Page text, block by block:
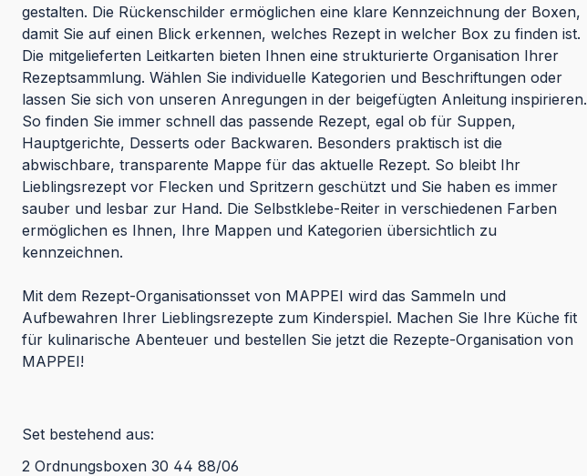
gestalten. Die Rückenschilder ermöglichen eine klare Kennzeichnung der Boxen,
damit Sie auf einen Blick erkennen, welches Rezept in welcher Box zu finden ist.
Die mitgelieferten Leitkarten bieten Ihnen eine strukturierte Organisation Ihrer
Rezeptsammlung. Wählen Sie individuelle Kategorien und Beschriftungen oder
lassen Sie sich von unseren Anregungen in der beigefügten Anleitung inspirieren.
So finden Sie immer schnell das passende Rezept, egal ob für Suppen,
Hauptgerichte, Desserts oder Backwaren. Besonders praktisch ist die
abwischbare, transparente Mappe für das aktuelle Rezept. So bleibt Ihr
Lieblingsrezept vor Flecken und Spritzern geschützt und Sie haben es immer
sauber und lesbar zur Hand. Die Selbstklebe-Reiter in verschiedenen Farben
ermöglichen es Ihnen, Ihre Mappen und Kategorien übersichtlich zu
kennzeichnen.
Mit dem Rezept-Organisationsset von MAPPEI wird das Sammeln und
Aufbewahren Ihrer Lieblingsrezepte zum Kinderspiel. Machen Sie Ihre Küche fit
für kulinarische Abenteuer und bestellen Sie jetzt die Rezepte-Organisation von
MAPPEI!
Set bestehend aus:
2 Ordnungsboxen 30 44 88/06